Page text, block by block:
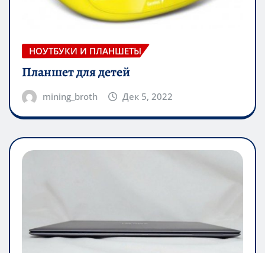
НОУТБУКИ И ПЛАНШЕТЫ
Планшет для детей
mining_broth Дек 5, 2022